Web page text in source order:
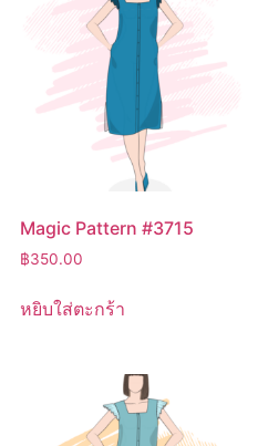
Magic Pattern #3715
฿350.00
หยิบใส่ตะกร้า